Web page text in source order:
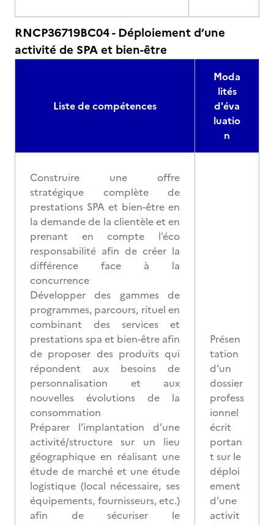
RNCP36719BC04 - Déploiement d’une
activité de SPA et bien-être
Liste de compétences
Moda
lités
d'éva
luatio
n
Construire une offre
stratégique complète de
prestations SPA et bien-être en
la demande de la clientèle et en
prenant en compte l’éco
responsabilité afin de créer la
différence face à la
concurrence
Développer des gammes de
programmes, parcours, rituel en
combinant des services et
prestations spa et bien-être afin
de proposer des produits qui
répondent aux besoins de
personnalisation et aux
nouvelles évolutions de la
consommation
Préparer l’implantation d’une
activité/structure sur un lieu
géographique en réalisant une
étude de marché et une étude
logistique (local nécessaire, ses
équipements, fournisseurs, etc.)
afin de sécuriser le
Présen
tation
d’un
dossier
profess
ionnel
écrit
portan
t sur le
déploi
ement
d’une
activit